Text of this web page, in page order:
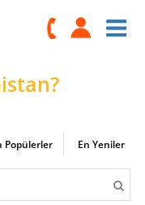
Popülerler En Yeniler